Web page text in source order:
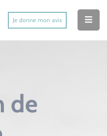
Je donne mon avis
de